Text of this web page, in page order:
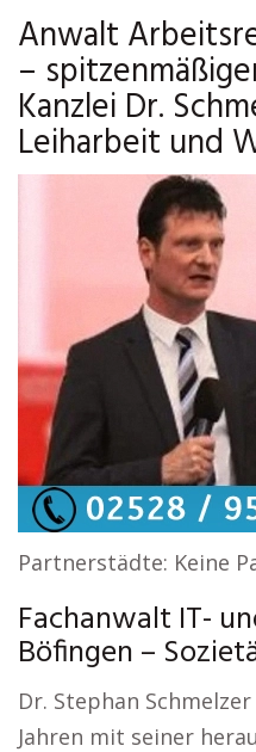
Anwalt
–
Kanzlei Dr.
Leiharbeit und
Partnerstädte: Keine
Fachanwalt IT-
Böfingen –
Dr. Stephan
Jahren mit seiner